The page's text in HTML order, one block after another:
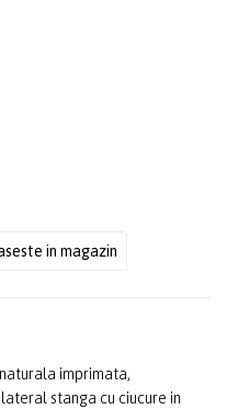
in magazin
imprimata,
stanga cu ciucure in